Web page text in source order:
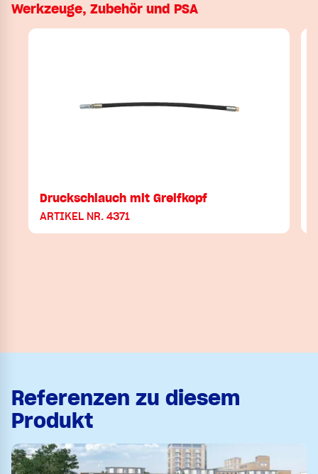
Werkzeuge, Zubehör und PSA
Druckschlauch mit Greifkopf
ARTIKEL NR. 4371
Referenzen zu diesem
Produkt